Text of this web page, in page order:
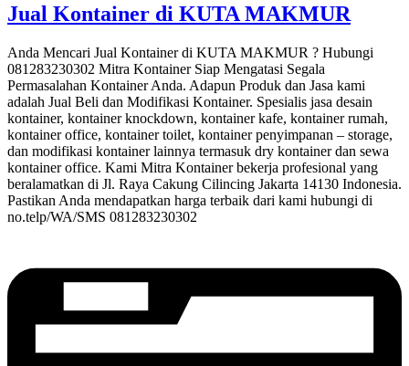
Jual Kontainer di KUTA MAKMUR
Anda Mencari Jual Kontainer di KUTA MAKMUR ? Hubungi
081283230302 Mitra Kontainer Siap Mengatasi Segala
Permasalahan Kontainer Anda. Adapun Produk dan Jasa kami
adalah Jual Beli dan Modifikasi Kontainer. Spesialis jasa desain
kontainer, kontainer knockdown, kontainer kafe, kontainer rumah,
kontainer office, kontainer toilet, kontainer penyimpanan – storage,
dan modifikasi kontainer lainnya termasuk dry kontainer dan sewa
kontainer office. Kami Mitra Kontainer bekerja profesional yang
beralamatkan di Jl. Raya Cakung Cilincing Jakarta 14130 Indonesia.
Pastikan Anda mendapatkan harga terbaik dari kami hubungi di
no.telp/WA/SMS 081283230302